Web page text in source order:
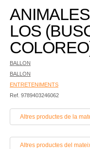
LOS
BALLON
BALLON
ENTRETENIMENTS
Ref. 9789403246062
Altres productes de la
Altres productes del